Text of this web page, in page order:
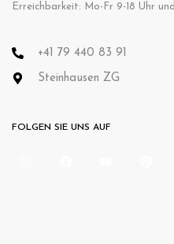
Erreichbarkeit: Mo-Fr 9-18 Uhr
+41 79 440 83 91
Steinhausen ZG
FOLGEN SIE UNS AUF